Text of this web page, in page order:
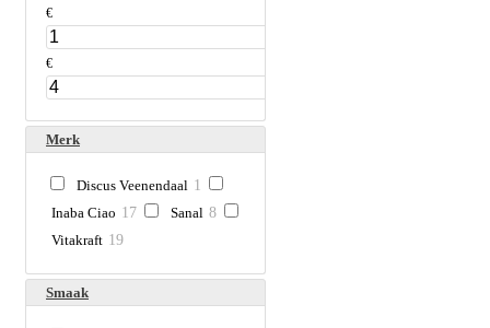
€
€
Merk
Discus Veenendaal 1
Inaba Ciao 17 Sanal 8
Vitakraft 19
Smaak